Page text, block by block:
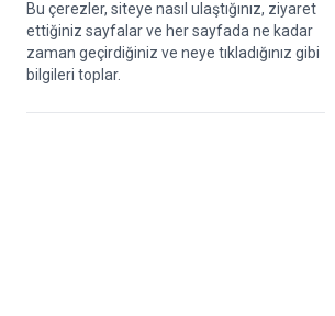
Bu çerezler, siteye nasıl ulaştığınız, ziyaret
ettiğiniz sayfalar ve her sayfada ne kadar
zaman geçirdiğiniz ve neye tıkladığınız gibi
bilgileri toplar.
şahsen başvurması gerekmekte olup kendisi
evrak teslimi yapamayacaktır.
Sıra No
1) Atama Başvuru Formu (EK-1) (Ekte yer
sonra bilgisayar üzerinden eksiksiz olarak